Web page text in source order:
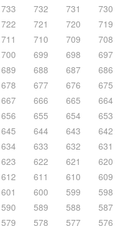
733 732 731
730
722 721 720
719
711 710 709
708
700 699 698
697
689 688 687
686
678 677 676
675
667 666 665
664
656 655 654
653
645 644 643
642
634 633 632
631
623 622 621
620
612 611 610
609
601 600 599
598
590 589 588
587
579 578 577
576